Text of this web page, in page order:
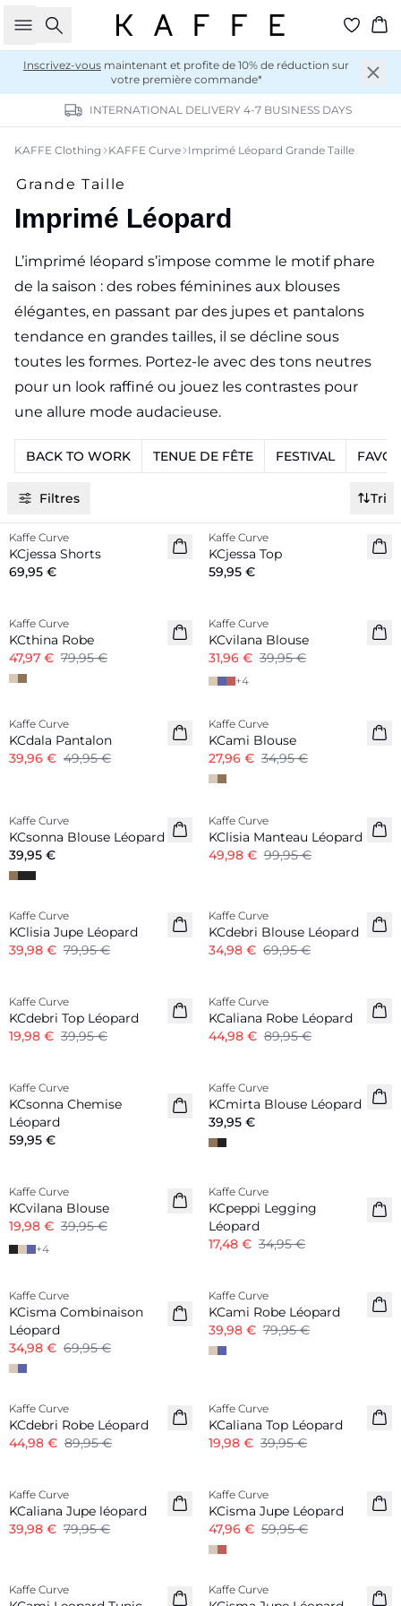
Rechercher
Inscrivez-vous maintenant et profite de 10% de réduction sur
votre première commande*
INTERNATIONAL DELIVERY 4-7 BUSINESS DAYS
KAFFE Clothing KAFFE Curve Imprimé Léopard Grande Taille
Imprimé Léopard
Grande Taille
L’imprimé léopard s’impose comme le motif phare
de la saison : des robes féminines aux blouses
élégantes, en passant par des jupes et pantalons
tendance en grandes tailles, il se décline sous
toutes les formes. Portez-le avec des tons neutres
pour un look raffiné ou jouez les contrastes pour
une allure mode audacieuse.
BACK TO WORK TENUE DE FÊTE FESTIVAL
Filtres Tri
Nouveautés
Kaffe Curve
KCjessa Shorts
69,95 €
Nouveautés
Kaffe Curve
KCjessa Top
59,95 €
Kaffe Curve
KCthina Robe
47,97 € 79,95 €
Kaffe Curve
KCvilana Blouse
31,96 € 39,95 €
+4
Kaffe Curve
KCdala Pantalon
39,96 € 49,95 €
Kaffe Curve
KCami Blouse
27,96 € 34,95 €
Kaffe Curve
KCsonna Blouse Léopard
39,95 €
-50%
Kaffe Curve
KClisia Manteau Léopard
49,98 € 99,95 €
-50%
Kaffe Curve
KClisia Jupe Léopard
39,98 € 79,95 €
Kaffe Curve
KCdebri Blouse Léopard
34,98 € 69,95 €
Kaffe Curve
KCdebri Top Léopard
19,98 € 39,95 €
Kaffe Curve
KCaliana Robe Léopard
44,98 € 89,95 €
Kaffe Curve
KCsonna Chemise
Léopard
59,95 €
Kaffe Curve
KCmirta Blouse Léopard
39,95 €
Kaffe Curve
KCvilana Blouse
19,98 € 39,95 €
+4
Kaffe Curve
KCpeppi Legging
Léopard
17,48 € 34,95 €
Kaffe Curve
KCisma Combinaison
Léopard
34,98 € 69,95 €
Kaffe Curve
KCami Robe Léopard
39,98 € 79,95 €
-50%
Kaffe Curve
KCdebri Robe Léopard
44,98 € 89,95 €
Kaffe Curve
KCaliana Top Léopard
19,98 € 39,95 €
Kaffe Curve
KCaliana Jupe léopard
39,98 € 79,95 €
Kaffe Curve
KCisma Jupe Léopard
47,96 € 59,95 €
Kaffe Curve
-50%
Kaffe Curve